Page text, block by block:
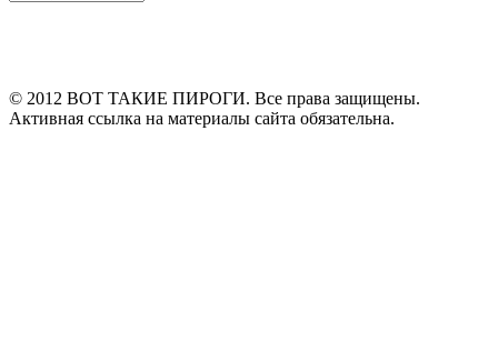
© 2012 ВОТ ТАКИЕ ПИРОГИ. Все права защищены.
Активная ссылка на материалы сайта обязательна.